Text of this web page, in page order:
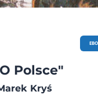
Polsce"
Kryś